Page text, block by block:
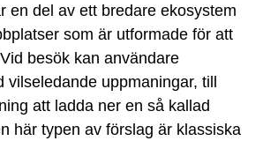
en del av ett bredare ekosystem
som är utformade för att
besök kan användare
vilseledande uppmaningar, till
att ladda ner en så kallad
här typen av förslag är klassiska